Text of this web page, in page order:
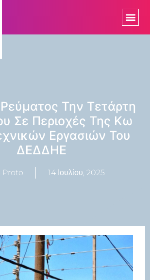
Την Τετάρτη
Σε Περιοχές Της Κω
Εργασιών Του
ΔΕΔΔΗΕ
Proto 14 Ιουλίου, 2025